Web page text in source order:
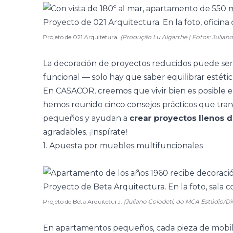
Projeto de 021 Arquitetura. (Produção Lu Algarthe | Fotos:
La decoración de proyectos reducidos puede
funcional — solo hay que saber equilibrar
En CASACOR, creemos que vivir bien es
hemos reunido cinco consejos prácticos que
pequeños y ayudan a crear proyectos llenos
agradables. ¡Inspírate!
1. Apuesta por muebles multifuncionales
Projeto de Beta Arquitetura. (Juliano Colodeti, do MCA Estúdio/
En apartamentos pequeños, cada pieza de